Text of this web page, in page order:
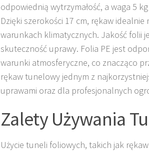
odpowiednią wytrzymałość, a waga 5
Dzięki szerokości 17 cm, rękaw
warunkach klimatycznych. Jakość folii
skuteczność uprawy. Folia PE jest
warunki atmosferyczne, co znacząco
rękaw tunelowy jednym z
uprawami oraz dla profesjonalnych
Zalety Używania
Użycie tuneli foliowych, takich jak